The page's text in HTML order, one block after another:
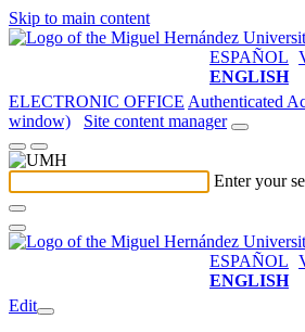
Skip to main content
ESPAÑOL
ENGLISH
ELECTRONIC OFFICE Authenticated
window)
Site content manager
Enter your
ESPAÑOL
ENGLISH
Edit